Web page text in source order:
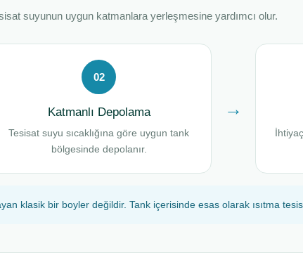
suyunun uygun katmanlara yerleşmesine yardımcı olur.
02
Katmanlı Depolama
Tesisat suyu sıcaklığına göre uygun tank
bölgesinde depolanır.
→
klasik bir boyler değildir. Tank içerisinde esas olarak ısıtma